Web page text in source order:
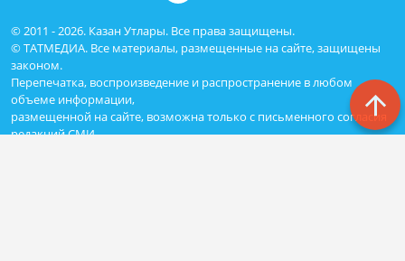
© 2011 - 2026. Казан Утлары. Все права защищены.
© ТАТМЕДИА. Все материалы, размещенные на сайте, защищены
законом.
Перепечатка, воспроизведение и распространение в любом
объеме информации,
размещенной на сайте, возможна только с письменного согласия
редакций СМИ.